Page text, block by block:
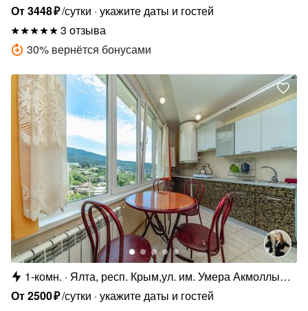
От3448₽/сутки укажите даты и гостей
3 отзыва
30% вернётся бонусами
1-комн.
Ялта, респ. Крым,ул. им. Умера Акмоллы
Адаманова, 19
От2500₽/сутки укажите даты и гостей